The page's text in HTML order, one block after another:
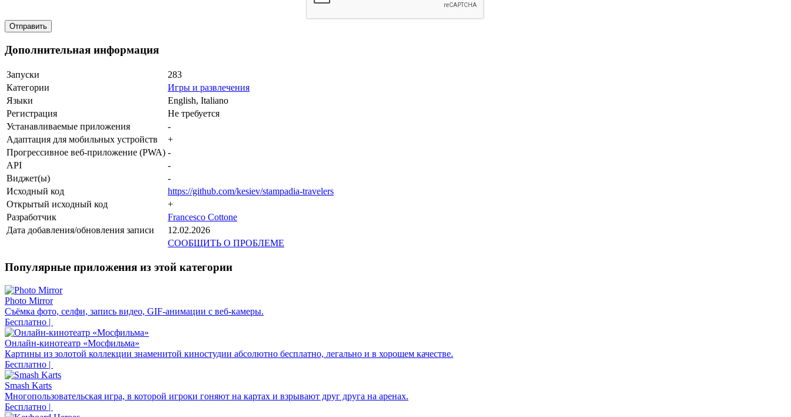
Дополнительная информация
Запуски
283
Категории
Игры и развлечения
Языки
English, Italiano
Регистрация
Не требуется
Устанавливаемые приложения
-
Адаптация для мобильных устройств
+
Прогрессивное веб-приложение (PWA) -
API
-
Виджет(ы)
-
Исходный код
https://github.com/kesiev/stampadia-travelers
Открытый исходный код
+
Разработчик
Francesco Cottone
Дата добавления/обновления записи
12.02.2026
СООБЩИТЬ О ПРОБЛЕМЕ
Популярные приложения из этой категории
Photo Mirror
Съёмка фото, селфи, запись видео, GIF-анимации с веб-камеры.
Бесплатно |
Онлайн-кинотеатр «Мосфильма»
Картины из золотой коллекции знаменитой киностудии абсолютно бесплатно, легально и в хорошем качестве.
Бесплатно |
Smash Karts
Многопользовательская игра, в которой игроки гоняют на картах и взрывают друг друга на аренах.
Бесплатно |